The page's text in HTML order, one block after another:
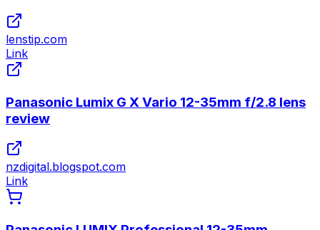
lenstip.com
Link
Panasonic Lumix G X Vario 12-35mm f/2.8 lens
review
nzdigital.blogspot.com
Link